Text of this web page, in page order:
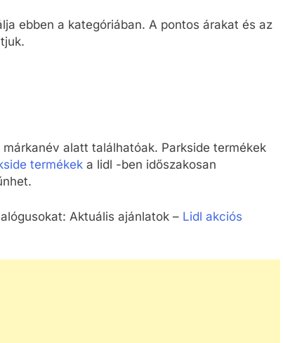
ebben a kategóriában. A pontos árakat és az
alatt találhatóak. Parkside termékek
termékek a lidl -ben időszakosan
Aktuális ajánlatok – Lidl akciós